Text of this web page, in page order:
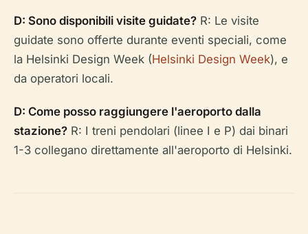
D: Sono disponibili visite guidate? R: Le visite
guidate sono offerte durante eventi speciali, come
la Helsinki Design Week (Helsinki Design Week), e
da operatori locali.
D: Come posso raggiungere l'aeroporto dalla
stazione? R: I treni pendolari (linee I e P) dai binari
1-3 collegano direttamente all'aeroporto di Helsinki.